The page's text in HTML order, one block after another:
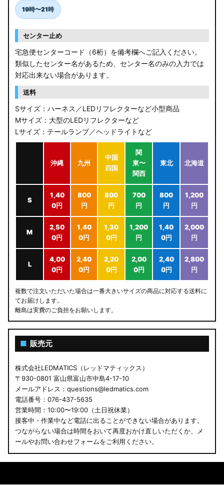
19時〜21時
センター止め
宅急便センターコード（6桁）を備考欄へご記入ください。
類似したセンター名があるため、センター名のみの入力では
対応出来ない場合があります。
送料
Sサイズ：ハーネス／LEDリフレクターなど小型商品
Mサイズ：大型のLEDリフレクターなど
Lサイズ：テールランプ／ヘッドライトなど
沖縄 九州
中国
四国
関
東〜
関西
東北 北海道
S
1,40
0円
800
円
800
円
700
円
800
円
1,200
円
M
2,50
0円
1,40
0円
1,30
0円
1,200
円
1,40
0円
2,000
円
L
4,00
0円
2,40
0円
2,20
0円
2,00
0円
2,40
0円
2,800
円
複数で注文いただいた場合は一番大きいサイズの商品に対応する送料に
てお届けします。
離島は実費のご負担をお願いします。
■ 販売元
株式会社LEDMATICS（レッドマティックス）
〒930-0801 富山県富山市中島4-17-10
メールアドレス：questions@ledmatics.com
電話番号：076-437-5635
営業時間：10:00〜19:00（土日祝休業）
接客中・作業中など電話に出ることができない場合があります。
つながらない場合は時間をおいて再度おかけ直しいただくか、メ
ールやお問い合わせフォームをご利用ください。